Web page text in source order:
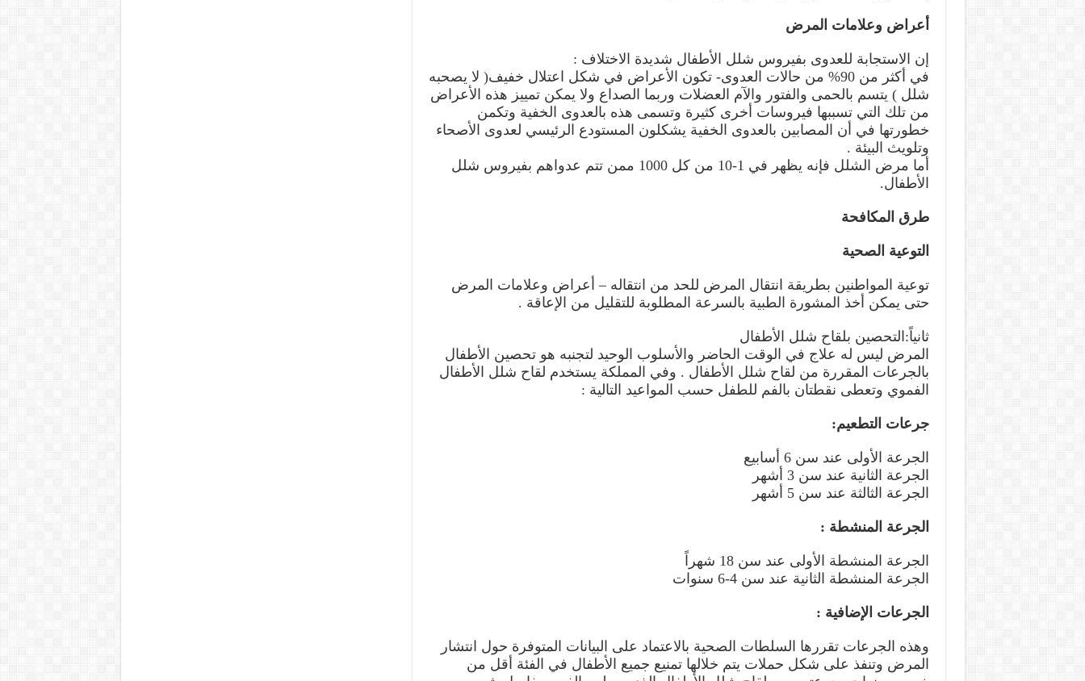
أعراض وعلامات المرض
إن الاستجابة للعدوى بفيروس شلل الأطفال شديدة الاختلاف :
في أكثر من 90% من حالات العدوى- تكون الأعراض في شكل اعتلال خفيف( لا يصحبه
شلل ) يتسم بالحمى والفتور والآم العضلات وربما الصداع ولا يمكن تمييز هذه الأعراض
من تلك التي تسببها فيروسات أخرى كثيرة وتسمى هذه بالعدوى الخفية وتكمن
خطورتها في أن المصابين بالعدوى الخفية يشكلون المستودع الرئيسي لعدوى الأصحاء
وتلويث البيئة .
أما مرض الشلل فإنه يظهر في 1-10 من كل 1000 ممن تتم عدواهم بفيروس شلل
الأطفال.
طرق المكافحة
التوعية الصحية
توعية المواطنين بطريقة انتقال المرض للحد من انتقاله – أعراض وعلامات المرض
حتى يمكن أخذ المشورة الطبية بالسرعة المطلوبة للتقليل من الإعاقة .
ثانياً:التحصين بلقاح شلل الأطفال
المرض ليس له علاج في الوقت الحاضر والأسلوب الوحيد لتجنبه هو تحصين الأطفال
بالجرعات المقررة من لقاح شلل الأطفال . وفي المملكة يستخدم لقاح شلل الأطفال
الفموي وتعطى نقطتان بالفم للطفل حسب المواعيد التالية :
جرعات التطعيم:
الجرعة الأولى عند سن 6 أسابيع
الجرعة الثانية عند سن 3 أشهر
الجرعة الثالثة عند سن 5 أشهر
الجرعة المنشطة :
الجرعة المنشطة الأولى عند سن 18 شهراً
الجرعة المنشطة الثانية عند سن 4-6 سنوات
الجرعات الإضافية :
وهذه الجرعات تقررها السلطات الصحية بالاعتماد على البيانات المتوفرة حول انتشار
المرض وتنفذ على شكل حملات يتم خلالها تمنيع جميع الأطفال في الفئة أقل من